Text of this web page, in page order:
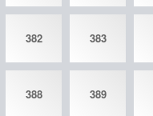
382 383
388 389